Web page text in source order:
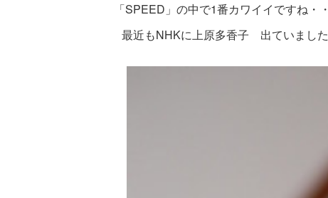
「SPEED」の中で1番カワイイですね・
最近もNHKに上原多香子 出ていまし